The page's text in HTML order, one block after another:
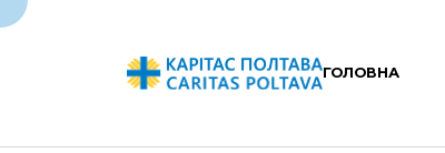
ГОЛОВНА